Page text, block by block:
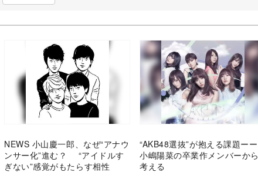
NEWS 小山慶一郎、なぜ“アナウ
ンサー化”進む？ “アイドルす
ぎない”感覚がもたらす相性
“AKB48選抜”が抱える課題ーー
小嶋陽菜の卒業作メンバーから
考える